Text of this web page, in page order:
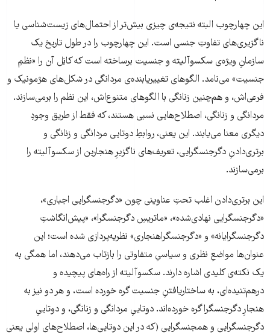
این چهارچوب البته نتیجه‌ی چیزی بیش‌تر از احتمال‌های زیست‌شناسی یا
ناگزیری‌های تفاوتِ جنسی است. این چهارچوب را در طول تاریخ یک
سازمانِ ویژه‌ی سکسوآلیته و جنسیت برساخته است که کانِل آن را «نظمِ
جنسیت» می‌نامد. الگوهای تغییریابنده‌ی مردانگی در شکل‌های هژمونیک و
فرعی‌اش، و هم‌چنین زنانگی با الگوهای متنوع‌اش، این نظم را برمی‌سازند.
مردانگی و زنانگی، اصطلاح‌هایی نسبی هستند، که فقط از طریق وجودِ
دیگری معنا می‌یابند. این یعنی، روابطِ دوتایی مردانگی و زنانگی و
برتری‌دادنِ دگرجنسگرایی، تعریف‌های ناگزیرِ هنجارین از سکسوآلیته را
برمی‌سازند.
این برتری‌دادن اغلب تحتِ عناوینی چون «دگرجنسگرایی اجباری»،
«دگرجنسگرایی نهادی‌شده»، «ماتریسِ دگرجنسگرا»، «پیش‌انگاشتِ
دگرجنسگرایانه» و «دگرجنسگراهنجاری» نظریه‌پردازی شده است؛ این
عنوان‌ها مواضعِ نظری و سیاسیِ متفاوتی را بازتاب می‌دهند، اما همگی به
یک نکته‌ی کلیدی اشاره دارند. سکسوآلیته از راه‌های پیچیده و
درهم‌تنیده‌ای، به ساختاریافتنِ جنسیت گره خورده است، و هر دو نیز به
هنجارِ دگرجنسگرا گره خورده‌اند. دوتاییِ مردانگی و زنانگی، و دوتاییِ
دگرجنسگرایی و همجنسگرایی (که در این دوتایی‌ها، اصطلاح‌های اولی یعنی